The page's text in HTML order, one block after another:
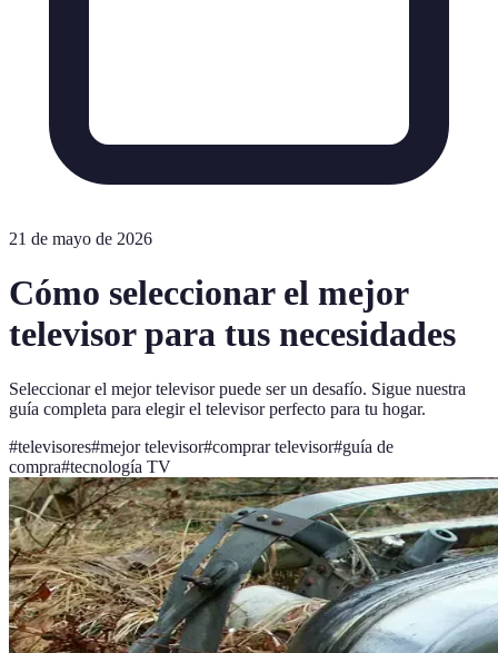
21 de mayo de 2026
Cómo seleccionar el mejor
televisor para tus necesidades
Seleccionar el mejor televisor puede ser un desafío. Sigue nuestra
guía completa para elegir el televisor perfecto para tu hogar.
#televisores#mejor televisor#comprar televisor#guía de
compra#tecnología TV